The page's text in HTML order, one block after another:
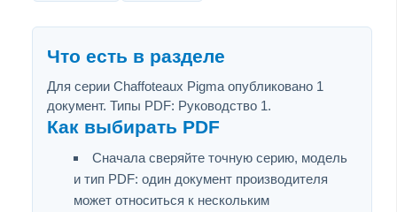
Что есть в разделе
Для серии Chaffoteaux Pigma опубликовано 1
документ. Типы PDF: Руководство 1.
Как выбирать PDF
Сначала сверяйте точную серию, модель
и тип PDF: один документ производителя
может относиться к нескольким